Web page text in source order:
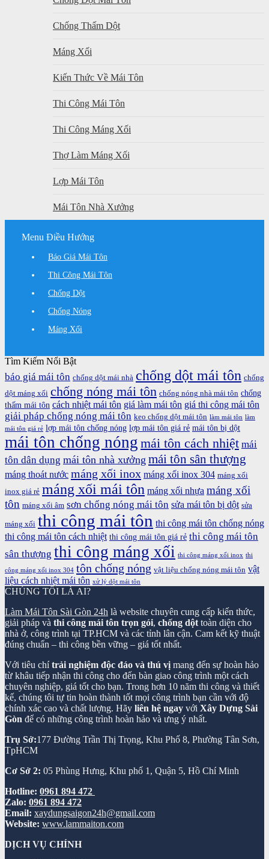
Chống Thấm Dột
Máng Xối
Kiến Thức Về Mái Tôn
Thi Công Mái Tôn
Thi Công Máng Xối
Thợ Làm Máng Xối
Lợp Mái Tôn
Mái Tôn Nhà Xưởng
Menu Điều Hướng
Báo Giá Mái Tôn
Thi Công Mái Tôn
Chống Dột
Chống Nóng
Máng Xối
Tìm Kiếm Nổi Bật
báo giá mái tôn chống dột mái nhà chống dột mái tôn chống
dột máng xối chống nóng mái tôn chống nóng nhà mái tôn chống
thấm mái tôn cách nhiệt mái tôn giá làm mái tôn giá thi công mái tôn
giải pháp chống nóng mái tôn keo chống dột mái tôn làm mái tôn làm
mái tôn giá rẻ lợp mái tôn chống nóng lợp mái tôn giá rẻ mái tôn bị dột
mái tôn chống nóng mái tôn cách nhiệt mái
tôn dân dụng mái tôn nhà xưởng mái tôn sân thượng
máng thoát nước máng xối inox máng xối inox 304 máng xối
inox giá rẻ máng xối mái tôn máng xối nhựa máng xối
tôn máng xối âm sơn chống nóng mái tôn sửa mái tôn bị dột sửa
máng xối thi công mái tôn thi công mái tôn chống nóng
thi công mái tôn cách nhiệt thi công mái tôn giá rẻ thi công mái tôn
sân thượng thi công máng xối thi công máng xối inox thi
công máng xối inox 304 tôn chống nóng vật liệu chống nóng mái tôn vật
liệu cách nhiệt mái tôn xử lý dột mái tôn
CHÚNG TÔI LÀ AI?
Làm Mái Tôn Sài Gòn 24h là website chuyên cung cấp kiến thức,
giải pháp và thi công mái tôn trọn gói, chống dột toàn diện cho
nhà ở, công trình tại TP.HCM và các tỉnh lân cận. Cam kết kỹ thuật
đúng chuẩn – thi công bền vững – giá tốt nhất.
Với tiêu chítrải nghiệm độc đáo và thú vị mang đến sự hoàn hảo
từ khâu tiếp nhận thi công cho đến bàn giao công trình một cách
chuyên nghiệp, giá tốt cho bạn. Trong hơn 10 năm thi công và thiết
kế, chúng tôi tự tin hoàn thành tốt mọi công trình bạn cần với độ
chính xác cao và chất lượng. Hãy liên hệ ngay với Xây Dựng Sài
Gòn để có những công trình hoàn hảo và ưng ý nhất.
Trụ Sở:177 Đường Trần Thị Trọng, Khu Phố 8, Phường Tân Sơn,
TpHCM
Cơ Sở 2: 05 Phùng Hưng, Khu phố 1, Quận 5, Hồ Chí Minh
Hotline: 0961 894 472
Zalo: 0961 894 472
Email: xaydungsaigon24h@gmail.com
Website: www.lammaiton.com
DỊCH VỤ CHÍNH